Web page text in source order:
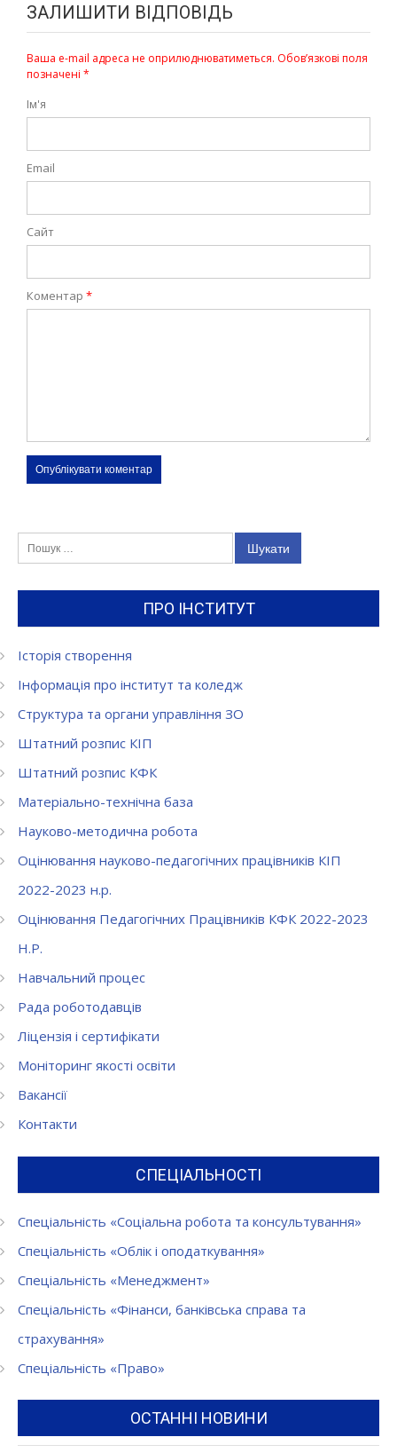
ЗАЛИШИТИ ВІДПОВІДЬ
Ваша e-mail адреса не оприлюднюватиметься. Обов’язкові поля
позначені *
Ім'я
Email
Сайт
Коментар *
ПРО ІНСТИТУТ
Історія створення
Інформація про інститут та коледж
Структура та органи управління ЗО
Штатний розпис КІП
Штатний розпис КФК
Матеріально-технічна база
Науково-методична робота
Оцінювання науково-педагогічних працівників КІП
2022-2023 н.р.
Оцінювання Педагогічних Працівників КФК 2022-2023
Н.Р.
Навчальний процес
Рада роботодавців
Ліцензія і сертифікати
Моніторинг якості освіти
Вакансії
Контакти
СПЕЦІАЛЬНОСТІ
Спеціальність «Соціальна робота та консультування»
Спеціальність «Облік і оподаткування»
Спеціальність «Менеджмент»
Спеціальність «Фінанси, банківська справа та
страхування»
Спеціальність «Право»
ОСТАННІ НОВИНИ